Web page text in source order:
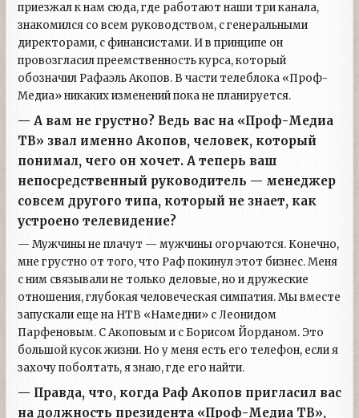
приезжал к нам сюда, где работают наши три канала,
знакомился со всем руководством, с генеральными
директорами, с финансистами. И в принципе он
провозгласил преемственность курса, который
обозначил Рафаэль Акопов. В части телеблока «Проф-
Медиа» никаких изменений пока не планируется.
— А вам не грустно? Ведь вас на «Проф-Медиа
ТВ» звал именно Акопов, человек, который
понимал, чего он хочет. А теперь ваш
непосредственный руководитель — менеджер
совсем другого типа, который не знает, как
устроено телевидение?
— Мужчины не плачут — мужчины огорчаются. Конечно,
мне грустно от того, что Раф покинул этот бизнес. Меня
с ним связывали не только деловые, но и дружеские
отношения, глубокая человеческая симпатия. Мы вместе
запускали еще на НТВ «Намедни» с Леонидом
Парфеновым. С Акоповым и с Борисом Йорданом. Это
большой кусок жизни. Но у меня есть его телефон, если я
захочу поболтать, я знаю, где его найти.
— Правда, что, когда Раф Акопов пригласил вас
на должность президента «Проф-Медиа ТВ»,